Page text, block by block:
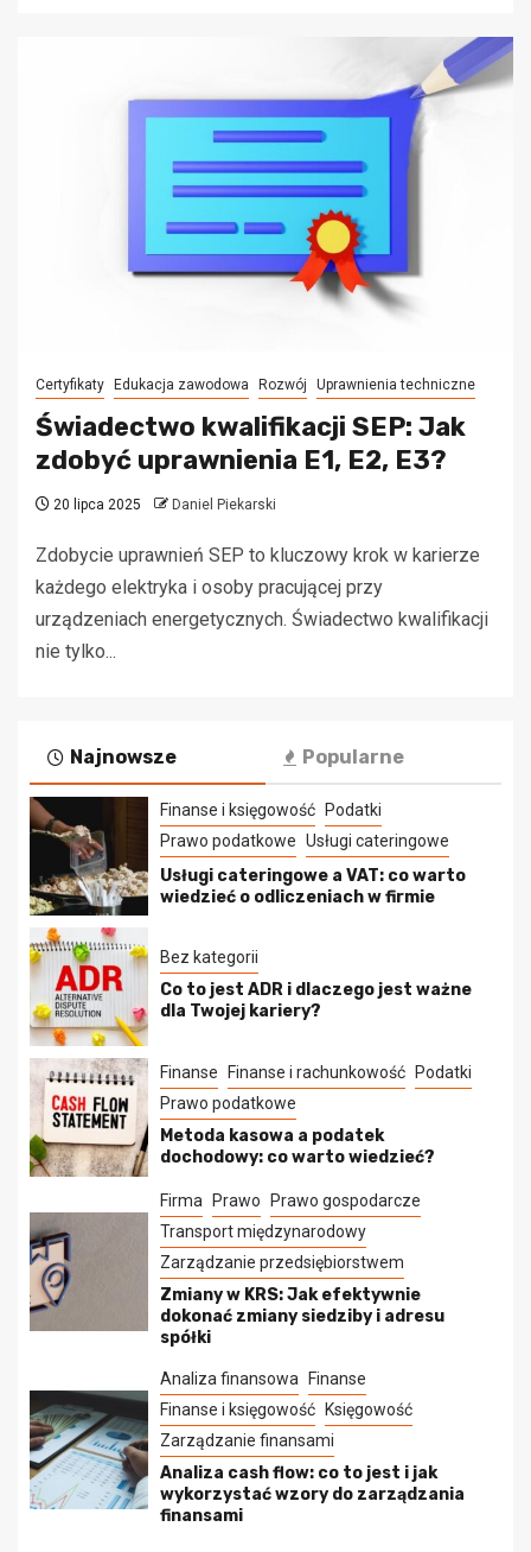
Certyfikaty Edukacja zawodowa Rozwój Uprawnienia techniczne
Świadectwo kwalifikacji SEP: Jak
zdobyć uprawnienia E1, E2, E3?
20 lipca 2025 Daniel Piekarski
Zdobycie uprawnień SEP to kluczowy krok w karierze
każdego elektryka i osoby pracującej przy
urządzeniach energetycznych. Świadectwo kwalifikacji
nie tylko...
Najnowsze Popularne
Finanse i księgowość
Podatki
Prawo podatkowe Usługi cateringowe
Usługi cateringowe a VAT: co warto
wiedzieć o odliczeniach w firmie
Bez kategorii
Co to jest ADR i dlaczego jest ważne
dla Twojej kariery?
Finanse Finanse i rachunkowość
Podatki
Prawo podatkowe
Metoda kasowa a podatek
dochodowy: co warto wiedzieć?
Firma Prawo
Prawo gospodarcze
Transport międzynarodowy
Zarządzanie przedsiębiorstwem
Zmiany w KRS: Jak efektywnie
dokonać zmiany siedziby i adresu
spółki
Analiza finansowa
Finanse
Finanse i księgowość
Księgowość
Zarządzanie finansami
Analiza cash flow: co to jest i jak
wykorzystać wzory do zarządzania
finansami